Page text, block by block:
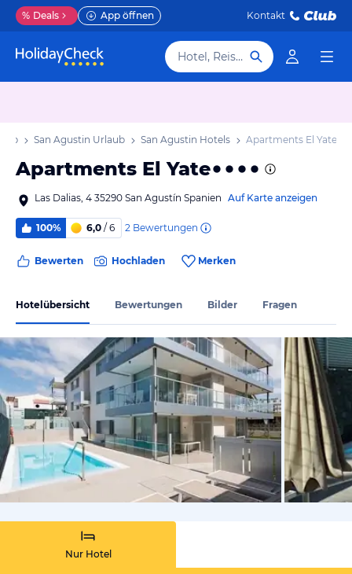
% Deals App öffnen Kontakt
Hotel, Reiseziel
San Agustin Urlaub San Agustin Hotels Apartments El Yate
Apartments El Yate
Las Dalias, 4 35290 San Agustín Spanien Auf Karte anzeigen
100% 6,0 / 6 2 Bewertungen
Bewerten Hochladen Merken
Hotelübersicht Bewertungen Bilder Fragen
von
Nur Hotel